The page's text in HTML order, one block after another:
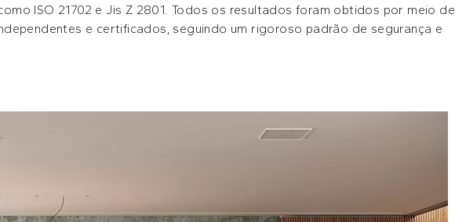
ISO 21702 e Jis Z 2801. Todos os resultados foram obtidos por meio de
e certificados, seguindo um rigoroso padrão de segurança e